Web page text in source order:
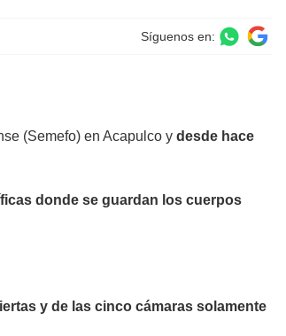
Síguenos en:
(Semefo) en Acapulco y desde hace
donde se guardan los cuerpos
y de las cinco cámaras solamente